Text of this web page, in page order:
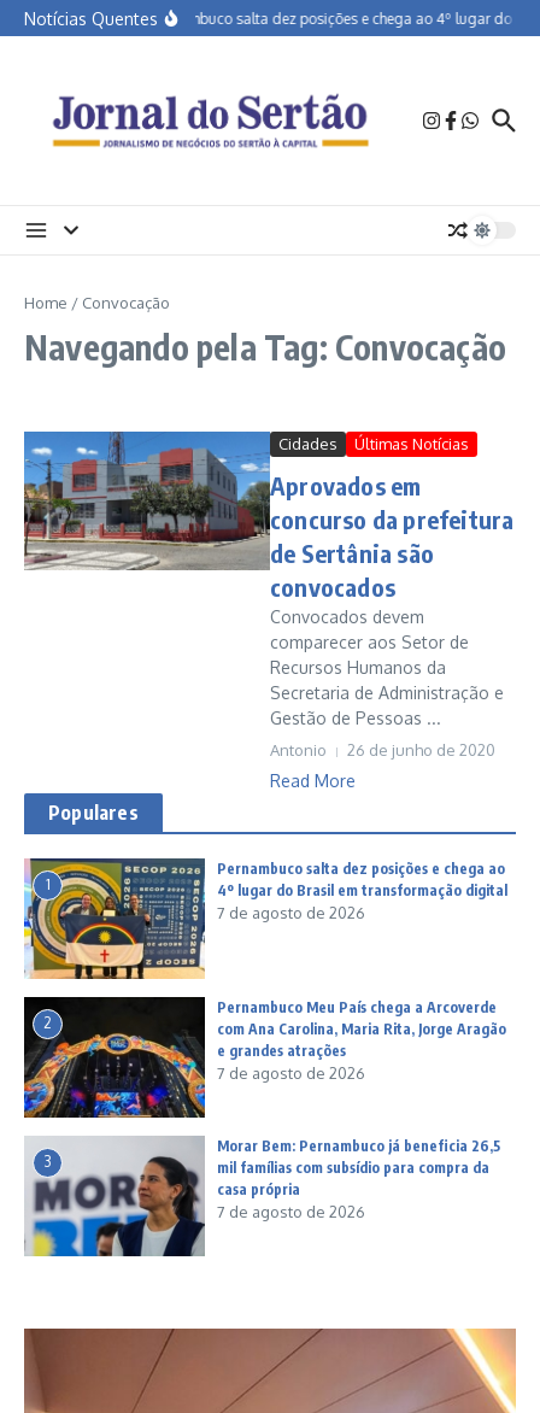
Ir para o conteúdo
Notícias QuentesPernambuco salta dez posições e chega ao 4º lugar do
Home / Convocação
Navegando pela Tag: Convocação
Cidades Últimas Notícias
Aprovados em
concurso da prefeitura
de Sertânia são
convocados
Convocados devem
comparecer aos Setor de
Recursos Humanos da
Secretaria de Administração e
Gestão de Pessoas ...
Antonio 26 de junho de 2020
Read More
Populares
1
Pernambuco salta dez posições e chega ao
4º lugar do Brasil em transformação digital
7 de agosto de 2026
2
Pernambuco Meu País chega a Arcoverde
com Ana Carolina, Maria Rita, Jorge Aragão
e grandes atrações
7 de agosto de 2026
3
Morar Bem: Pernambuco já beneficia 26,5
mil famílias com subsídio para compra da
casa própria
7 de agosto de 2026